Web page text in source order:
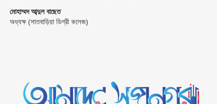
মোহাম্মদ আব্দুল বাছেত
অধ্যক্ষ (সাতবাড়িয়া ডিগ্রী কলেজ)